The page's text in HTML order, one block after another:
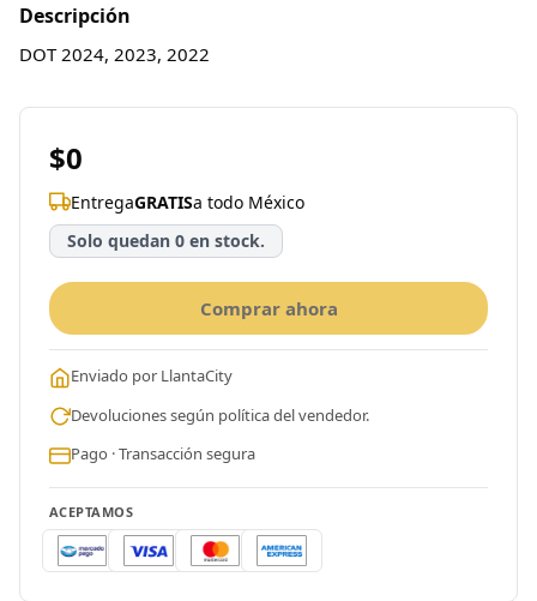
Descripción
DOT 2024, 2023, 2022
$0
EntregaGRATISa todo México
Solo quedan 0 en stock.
Comprar ahora
Enviado por LlantaCity
Devoluciones según política del vendedor.
Pago · Transacción segura
ACEPTAMOS